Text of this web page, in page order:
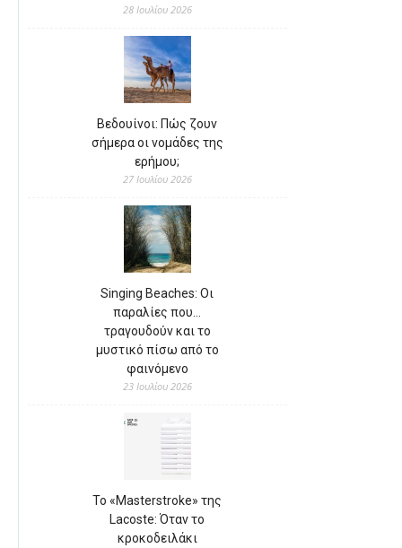
28 Ιουλίου 2026
Βεδουίνοι: Πώς ζουν
σήμερα οι νομάδες της
ερήμου;
27 Ιουλίου 2026
Singing Beaches: Οι
παραλίες που…
τραγουδούν και το
μυστικό πίσω από το
φαινόμενο
23 Ιουλίου 2026
Το «Masterstroke» της
Lacoste: Όταν το
κροκοδειλάκι